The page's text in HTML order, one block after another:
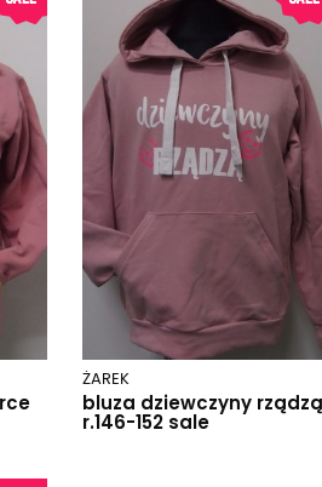
ŻAREK
bluza dziewczyny rządzą
r.146-152 sale